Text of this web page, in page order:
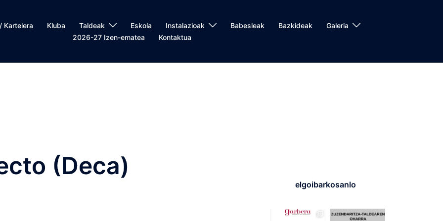
Kartelera Kluba Taldeak Eskola Instalazioak Babesleak Bazkideak
Galeria
2026-27 Izen-ematea
Kontaktua
(Deca)
elgoibarkosanlo